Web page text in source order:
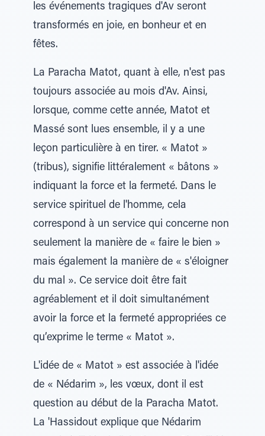
les événements tragiques d'Av seront
transformés en joie, en bonheur et en
fêtes.
La Paracha Matot, quant à elle, n'est pas
toujours associée au mois d'Av. Ainsi,
lorsque, comme cette année, Matot et
Massé sont lues ensemble, il y a une
leçon particulière à en tirer. « Matot »
(tribus), signifie littéralement « bâtons »
indiquant la force et la fermeté. Dans le
service spirituel de l'homme, cela
correspond à un service qui concerne non
seulement la manière de « faire le bien »
mais également la manière de « s'éloigner
du mal ». Ce service doit être fait
agréablement et il doit simultanément
avoir la force et la fermeté appropriées ce
qu’exprime le terme « Matot ».
L'idée de « Matot » est associée à l'idée
de « Nédarim », les vœux, dont il est
question au début de la Paracha Matot.
La 'Hassidout explique que Nédarim